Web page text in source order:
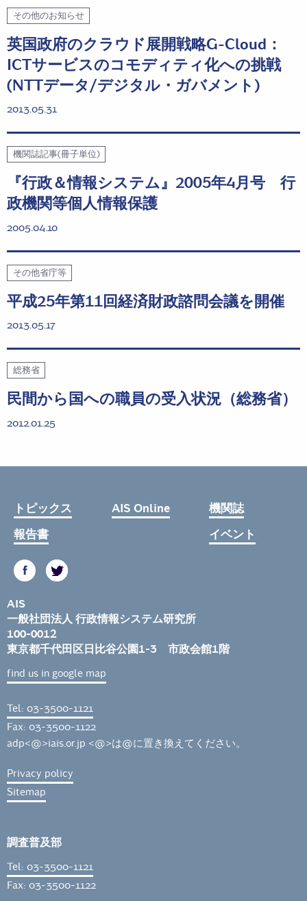
その他のお知らせ
英国政府のクラウド展開戦略G-Cloud：
ICTサービスのコモディティ化への挑戦
(NTTデータ/デジタル・ガバメント)
2013.05.31
機関誌記事(冊子単位)
『行政＆情報システム』2005年4月号 行
政機関等個人情報保護
2005.04.10
その他省庁等
平成25年第11回経済財政諮問会議を開催
2013.05.17
総務省
民間から国への職員の受入状況（総務省）
2012.01.25
トピックス AIS Online
機関誌
報告書
イベント
AIS
一般社団法人 行政情報システム研究所
100-0012
東京都千代田区日比谷公園1-3 市政会館1階
find us in google map
Tel: 03-3500-1121
Fax: 03-3500-1122
adp<@>iais.or.jp <@>は@に置き換えてください。
Privacy policy
Sitemap
調査普及部
Tel: 03-3500-1121
Fax: 03-3500-1122